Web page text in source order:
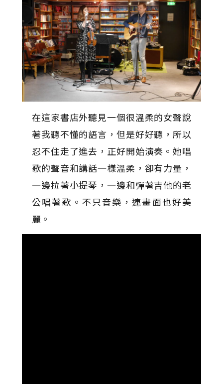
在這家書店外聽見一個很溫柔的女聲說
著我聽不懂的語言，但是好好聽，所以
忍不住走了進去，正好開始演奏。她唱
歌的聲音和講話一樣溫柔，卻有力量，
一邊拉著小提琴，一邊和彈著吉他的老
公唱著歌。不只音樂，連畫面也好美
麗。